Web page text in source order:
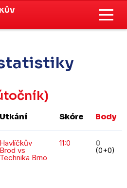
Utkání Skóre Body
Havlíčkův
Brod vs
Technika Brno
11:0 0
(0+0)